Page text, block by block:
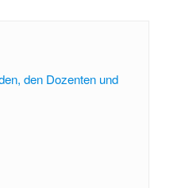
den Dozenten und